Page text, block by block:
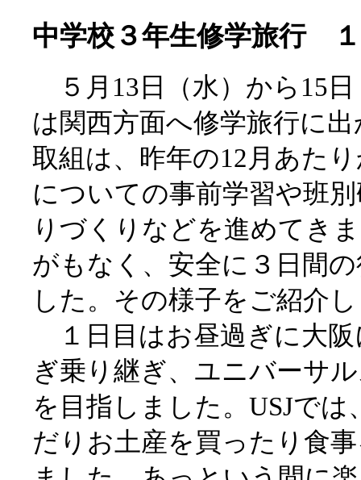
中学校３年生修学旅行 １
５月13日（水）から15
は関西方面へ修学旅行に
取組は、昨年の12月あた
についての事前学習や班
りづくりなどを進めてき
がもなく、安全に３日間
した。その様子をご紹介
１日目はお昼過ぎに大阪
ぎ乗り継ぎ、ユニバーサ
を目指しました。USJで
だりお土産を買ったり食